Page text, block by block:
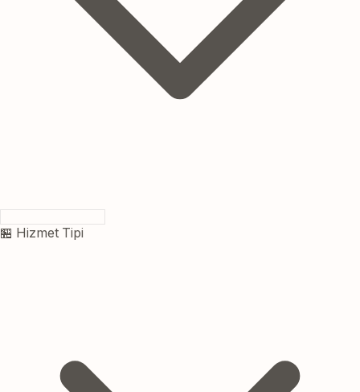
🏪 Hizmet Tipi